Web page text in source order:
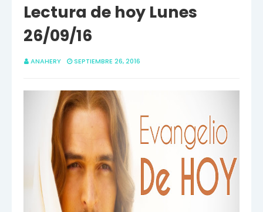
Lectura de hoy Lunes
26/09/16
ANAHERY SEPTIEMBRE 26, 2016